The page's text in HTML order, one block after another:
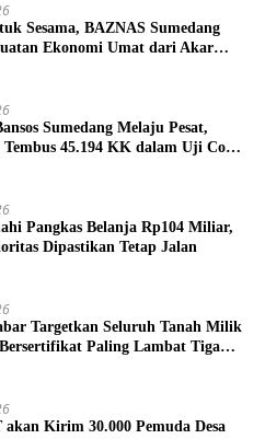
Sesama, BAZNAS Sumedang
Ekonomi Umat dari Akar
Sumedang Melaju Pesat,
45.194 KK dalam Uji Coba
Pangkas Belanja Rp104 Miliar,
Dipastikan Tetap Jalan
Targetkan Seluruh Tanah Milik
Paling Lambat Tiga
akan Kirim 30.000 Pemuda Desa